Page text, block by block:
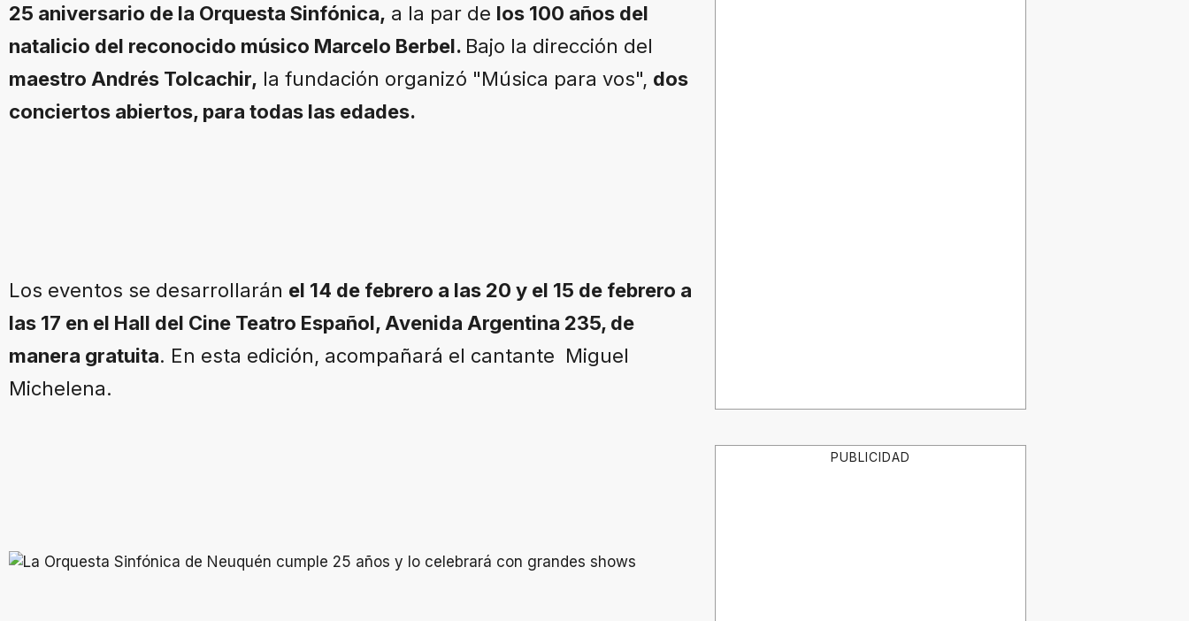
25 aniversario de la Orquesta Sinfónica, a la par de los 100 años del
natalicio del reconocido músico Marcelo Berbel. Bajo la dirección del
maestro Andrés Tolcachir, la fundación organizó "Música para vos", dos
conciertos abiertos, para todas las edades.
Los eventos se desarrollarán el 14 de febrero a las 20 y el 15 de febrero a
las 17 en el Hall del Cine Teatro Español, Avenida Argentina 235, de
manera gratuita. En esta edición, acompañará el cantante Miguel
Michelena.
PUBLICIDAD